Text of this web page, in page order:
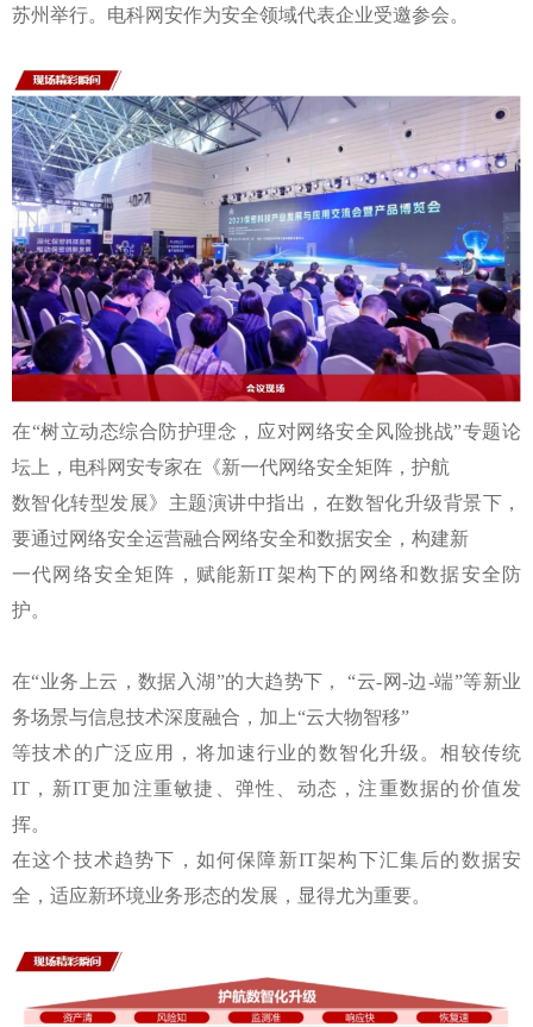
苏州举行。电科网安作为安全领域代表企业受邀参会。
在“树立动态综合防护理念，应对网络安全风险挑战”专题论
坛上，电科网安专家在《新一代网络安全矩阵，护航
数智化转型发展》主题演讲中指出，在数智化升级背景下，
要通过网络安全运营融合网络安全和数据安全，构建新
一代网络安全矩阵，赋能新IT架构下的网络和数据安全防
护。
在“业务上云，数据入湖”的大趋势下， “云-网-边-端”等新业
务场景与信息技术深度融合，加上“云大物智移”
等技术的广泛应用，将加速行业的数智化升级。相较传统
IT，新IT更加注重敏捷、弹性、动态，注重数据的价值发
挥。
在这个技术趋势下，如何保障新IT架构下汇集后的数据安
全，适应新环境业务形态的发展，显得尤为重要。